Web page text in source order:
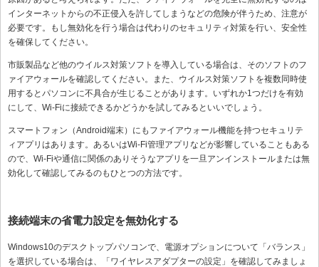
インターネットからの不正侵入を許してしまうなどの危険が伴うため、注意が
必要です。もし無効化を行う場合は代わりのセキュリティ対策を行い、安全性
を確保してください。
市販製品など他のウイルス対策ソフトを導入している場合は、そのソフトのフ
ァイアウォールを確認してください。また、ウイルス対策ソフトを複数同時使
用するとパソコンに不具合が生じることがあります。いずれか1つだけを有効
にして、Wi-Fiに接続できるかどうかを試してみるといいでしょう。
スマートフォン（Android端末）にもファイアウォール機能を持つセキュリテ
ィアプリはあります。あるいはWi-Fi管理アプリなどが影響していることもある
ので、Wi-Fiや通信に関係のありそうなアプリを一旦アンインストールまたは無
効化して確認してみるのもひとつの方法です。
接続端末の省電力設定を無効化する
Windows10のデスクトップパソコンで、電源オプションについて「バランス」
を選択している場合は、「ワイヤレスアダプターの設定」を確認してみましょ